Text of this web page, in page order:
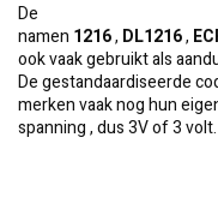
De
namen 1216, DL1216,
ook vaak gebruikt als
De gestandaardiseerde
merken vaak nog hun
spanning , dus 3V of 3 volt.